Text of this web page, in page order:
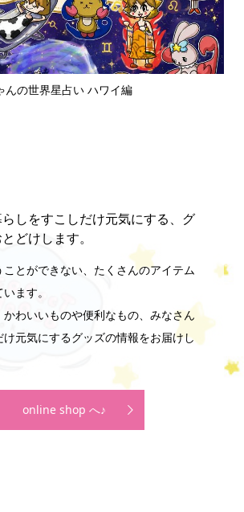
んの世界星占い ハワイ編
しをすこしだけ元気にする、グ
どけします。
ことができない、たくさんのアイテム
ます。
かわいいものや便利なもの、みなさん
元気にするグッズの情報をお届けし
online shop へ♪